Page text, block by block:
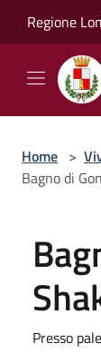
Regione
Home >
Bagno di
Presso